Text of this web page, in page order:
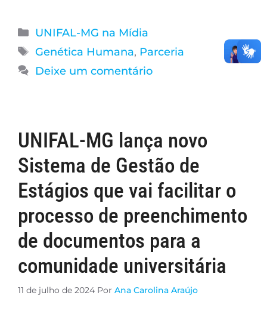
UNIFAL-MG na Mídia
Genética Humana, Parceria
Deixe um comentário
UNIFAL-MG lança novo
Sistema de Gestão de
Estágios que vai facilitar o
processo de preenchimento
de documentos para a
comunidade universitária
11 de julho de 2024 Por Ana Carolina Araújo